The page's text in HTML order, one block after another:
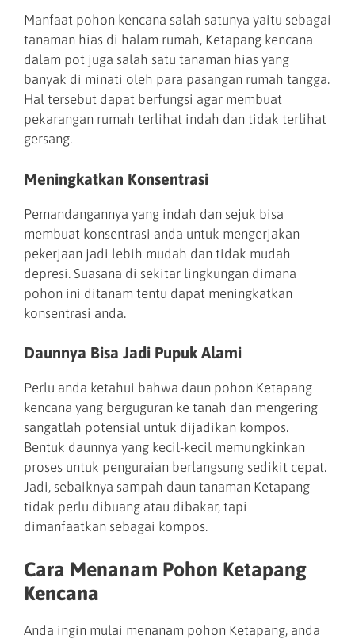
Manfaat pohon kencana salah satunya yaitu sebagai
tanaman hias di halam rumah, Ketapang kencana
dalam pot juga salah satu tanaman hias yang
banyak di minati oleh para pasangan rumah tangga.
Hal tersebut dapat berfungsi agar membuat
pekarangan rumah terlihat indah dan tidak terlihat
gersang.
Meningkatkan Konsentrasi
Pemandangannya yang indah dan sejuk bisa
membuat konsentrasi anda untuk mengerjakan
pekerjaan jadi lebih mudah dan tidak mudah
depresi. Suasana di sekitar lingkungan dimana
pohon ini ditanam tentu dapat meningkatkan
konsentrasi anda.
Daunnya Bisa Jadi Pupuk Alami
Perlu anda ketahui bahwa daun pohon Ketapang
kencana yang berguguran ke tanah dan mengering
sangatlah potensial untuk dijadikan kompos.
Bentuk daunnya yang kecil-kecil memungkinkan
proses untuk penguraian berlangsung sedikit cepat.
Jadi, sebaiknya sampah daun tanaman Ketapang
tidak perlu dibuang atau dibakar, tapi
dimanfaatkan sebagai kompos.
Cara Menanam Pohon Ketapang
Kencana
Anda ingin mulai menanam pohon Ketapang, anda